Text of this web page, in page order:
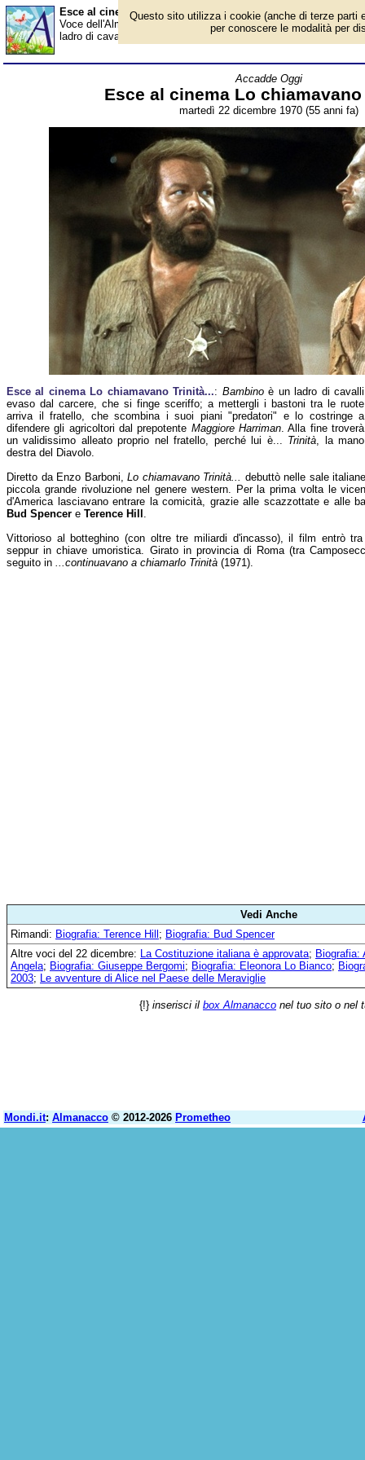
Esce al cinema Lo chiamavano Trinità... - Almanacco
Voce dell'Almanacco del 22 dicembre, per la rubrica 'Accadde
ladro di cavalli evaso dal carcere, che si finge sceriffo; a
Accadde Oggi
Esce al cinema Lo
martedì 22 dicembre 1970 (55 anni fa)
Esce al cinema Lo chiamavano Trinità...: Bambinoè un ladro di cavalli
evaso dal carcere, che si finge sceriffo; a mettergli i bastoni tra le ruote
arriva il fratello, che scombina i suoi piani "predatori" e lo costringe a
difendere gli agricoltori dal prepotente Maggiore Harriman. Alla fine troverà
un validissimo alleato proprio nel fratello, perché lui è... Trinità, la mano
destra del Diavolo.
Diretto da Enzo Barboni, Lo chiamavano Trinità... debuttò nelle sale
piccola grande rivoluzione nel genere western. Per la prima volta le
d'America lasciavano entrare la comicità, grazie alle scazzottate e alle
Bud Spencer e Terence Hill .
Vittorioso al botteghino (con oltre tre miliardi d'incasso), il film entrò
seppur in chiave umoristica. Girato in provincia di Roma (tra
seguito in ...continuavano a chiamarlo Trinità (1971).
Vedi Anche
Rimandi: Biografia: Terence Hill ; Biografia: Bud Spencer
Altre voci del 22 dicembre: La Costituzione italiana è approvata; Biografia:
Angela; Biografia: Giuseppe Bergomi; Biografia: Eleonora Lo Bianco;
2003; Le avventure di Alice nel Paese delle Meraviglie
{!} inserisci il box Almanacco nel tuo sito o nel
Mondi.it: Almanacco © 2012-2026 Prometheo
Questo sito utilizza i cookie (anche di terze parti
per conoscere le modalità per